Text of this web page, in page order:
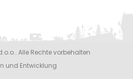
Alle Rechte vorbehalten
und Entwicklung